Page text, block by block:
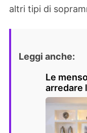
altri tipi di
Leggi anche:
Le
arredare